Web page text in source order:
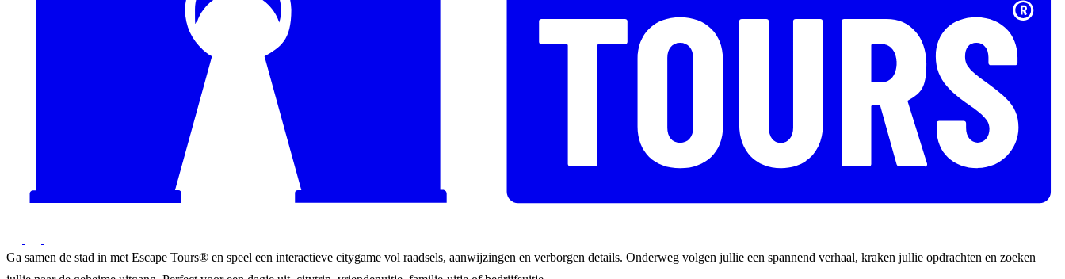
Ga samen de stad in met Escape Tours® en speel een interactieve citygame vol raadsels, aanwijzingen en verborgen details. Onderweg volgen jullie een spannend verhaal, kraken jullie opdrachten en zoeken